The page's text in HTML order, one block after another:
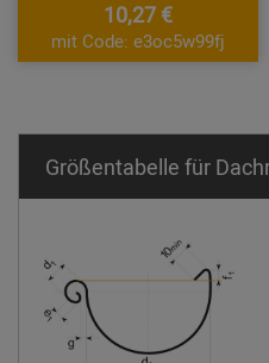
10,27 €
mit Code: e3oc5w99fj
Größentabelle für